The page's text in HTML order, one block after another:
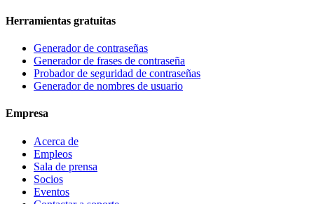
Herramientas gratuitas
Generador de contraseñas
Generador de frases de contraseña
Probador de seguridad de contraseñas
Generador de nombres de usuario
Empresa
Acerca de
Empleos
Sala de prensa
Socios
Eventos